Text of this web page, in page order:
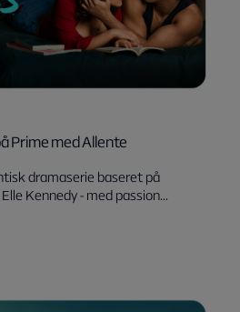
Prime med Allente
dramaserie baseret på
Kennedy - med passion...